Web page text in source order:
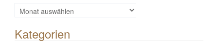
Alle
Beiträge
Kategorien